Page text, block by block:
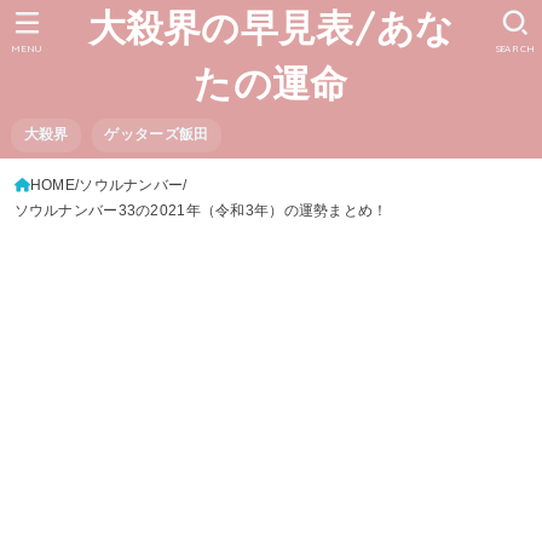
大殺界の早見表/あな
たの運命
大殺界 ゲッターズ飯田
SEARCH
MENU
HOME ソウルナンバー
ソウルナンバー33の2021年（令和3年）の運勢まとめ！